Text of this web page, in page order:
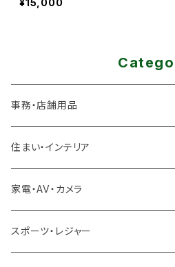
用プレート 発電機 防油
¥15,000
事務・店舗用品
厨房機器
冷凍ユニット
製氷機
住まい・インテリア
足場
雪対策
家電・AV・カメラ
スポーツ・レジャー